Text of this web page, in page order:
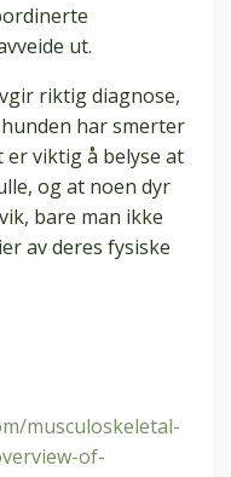
ut.
riktig diagnose,
har smerter
er viktig å belyse at
og at noen dyr
bare man ikke
av deres fysiske
musculoskeletal-
of-